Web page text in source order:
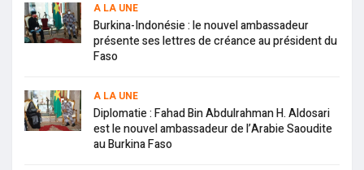
A LA UNE
Burkina-Indonésie : le nouvel ambassadeur
présente ses lettres de créance au président du
Faso
A LA UNE
Diplomatie : Fahad Bin Abdulrahman H. Aldosari
est le nouvel ambassadeur de l’Arabie Saoudite
au Burkina Faso